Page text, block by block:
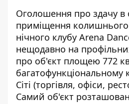
Оголошення про здачу в
приміщення
нічного клубу Arena
нещодавно на
про об'єкт площею 772
багатофункціональному
Сіті (торгівля, офіси,
Самий об'єкт